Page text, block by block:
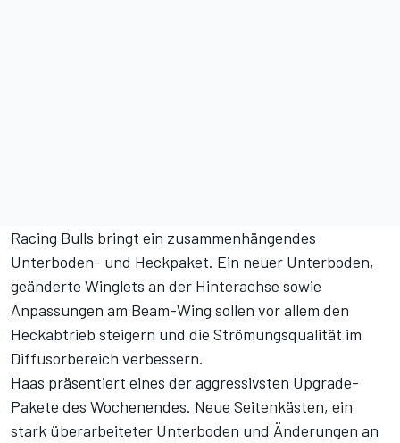
Racing Bulls bringt ein zusammenhängendes
Unterboden- und Heckpaket. Ein neuer Unterboden,
geänderte Winglets an der Hinterachse sowie
Anpassungen am Beam-Wing sollen vor allem den
Heckabtrieb steigern und die Strömungsqualität im
Diffusorbereich verbessern.
Haas präsentiert eines der aggressivsten Upgrade-
Pakete des Wochenendes. Neue Seitenkästen, ein
stark überarbeiteter Unterboden und Änderungen an